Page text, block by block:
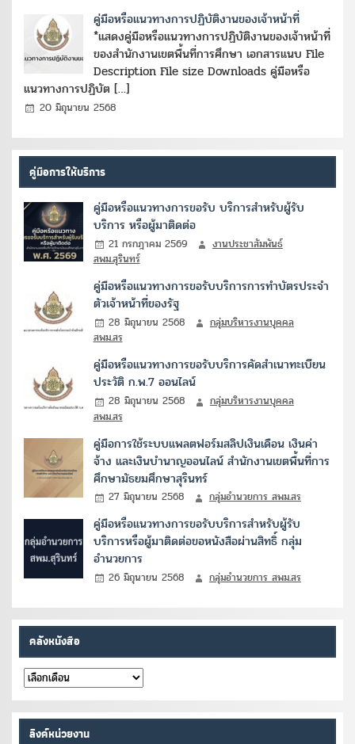
คู่มือหรือแนวทางการปฏิบัติงานของเจ้าหน้าที่
*แสดงคู่มือหรือแนวทางการปฏิบัติงานของเจ้าหน้าที่
ของสำนักงานเขตพื้นที่การศึกษา เอกสารแนบ File
Description File size Downloads คู่มือหรือ
แนวทางการปฏิบัต […]
20 มิถุนายน 2568
คู่มือการให้บริการ
คู่มือหรือแนวทางการขอรับ บริการสำหรับผู้รับ
บริการ หรือผู้มาติดต่อ
21 กรกฎาคม 2569
งานประชาสัมพันธ์
สพม.สุรินทร์
คู่มือหรือแนวทางการขอรับบริการการทำบัตรประจำ
ตัวเจ้าหน้าที่ของรัฐ
28 มิถุนายน 2568
กลุ่มบริหารงานบุคคล
สพม.สร
คู่มือหรือแนวทางการขอรับบริการคัดสำเนาทะเบียน
ประวัติ ก.พ.7 ออนไลน์
28 มิถุนายน 2568
กลุ่มบริหารงานบุคคล
สพม.สร
คู่มือการใช้ระบบแพลตฟอร์มสลิปเงินเดือน เงินค่า
จ้าง และเงินบำนาญออนไลน์ สำนักงานเขตพื้นที่การ
ศึกษามัธยมศึกษาสุรินทร์
27 มิถุนายน 2568 กลุ่มอำนวยการ สพม.สร
คู่มือหรือแนวทางการขอรับบริการสำหรับผู้รับ
บริการหรือผู้มาติดต่อขอหนังสือผ่านสิทธิ์ กลุ่ม
อำนวยการ
26 มิถุนายน 2568 กลุ่มอำนวยการ สพม.สร
คลังหนังสือ
คลัง
หนังสือ
ลิงค์หน่วยงาน